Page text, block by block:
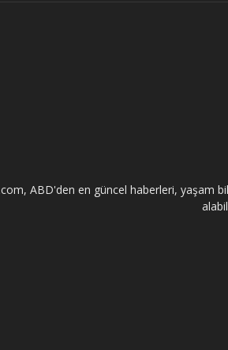
ABD'den en güncel haberleri, yaşam